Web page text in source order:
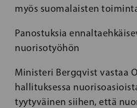
myös suomalaisten
Panostuksia
nuorisotyöhön
Ministeri Bergqvist vastaa
hallituksessa
tyytyväinen siihen, että